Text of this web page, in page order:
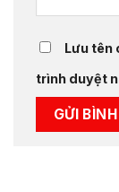
Lưu tên
trình duyệt